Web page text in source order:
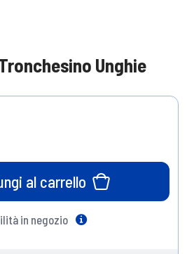
Unghie
al carrello
in negozio